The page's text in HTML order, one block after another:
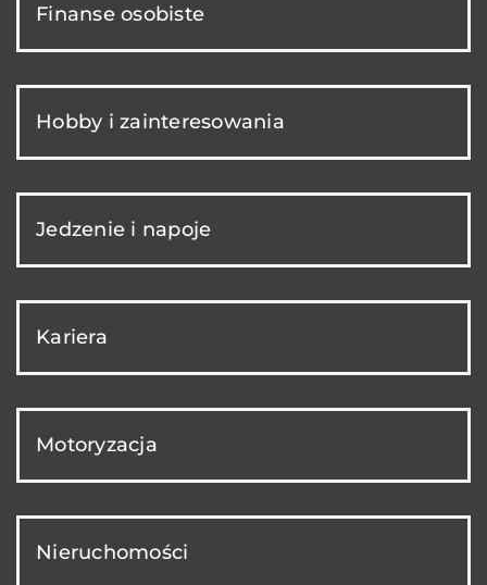
Finanse osobiste
Hobby i zainteresowania
Jedzenie i napoje
Kariera
Motoryzacja
Nieruchomości